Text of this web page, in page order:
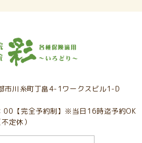
川糸町丁畠4-1ワークスビル1-D
00【完全予約制】※当日16時迄予約OK
定休）